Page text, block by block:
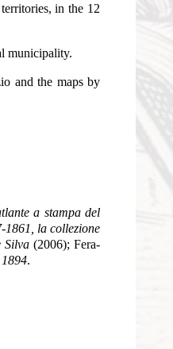
in the 12
municipality.
and the maps by
a stampa del
1861, la collezione
Silva(2006); Fera-
.